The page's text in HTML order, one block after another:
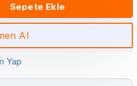
Yap
Sepete Ekle
Al